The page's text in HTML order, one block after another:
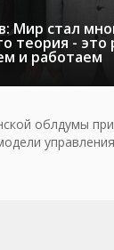
Мир стал
теория - это
и работаем
облдумы